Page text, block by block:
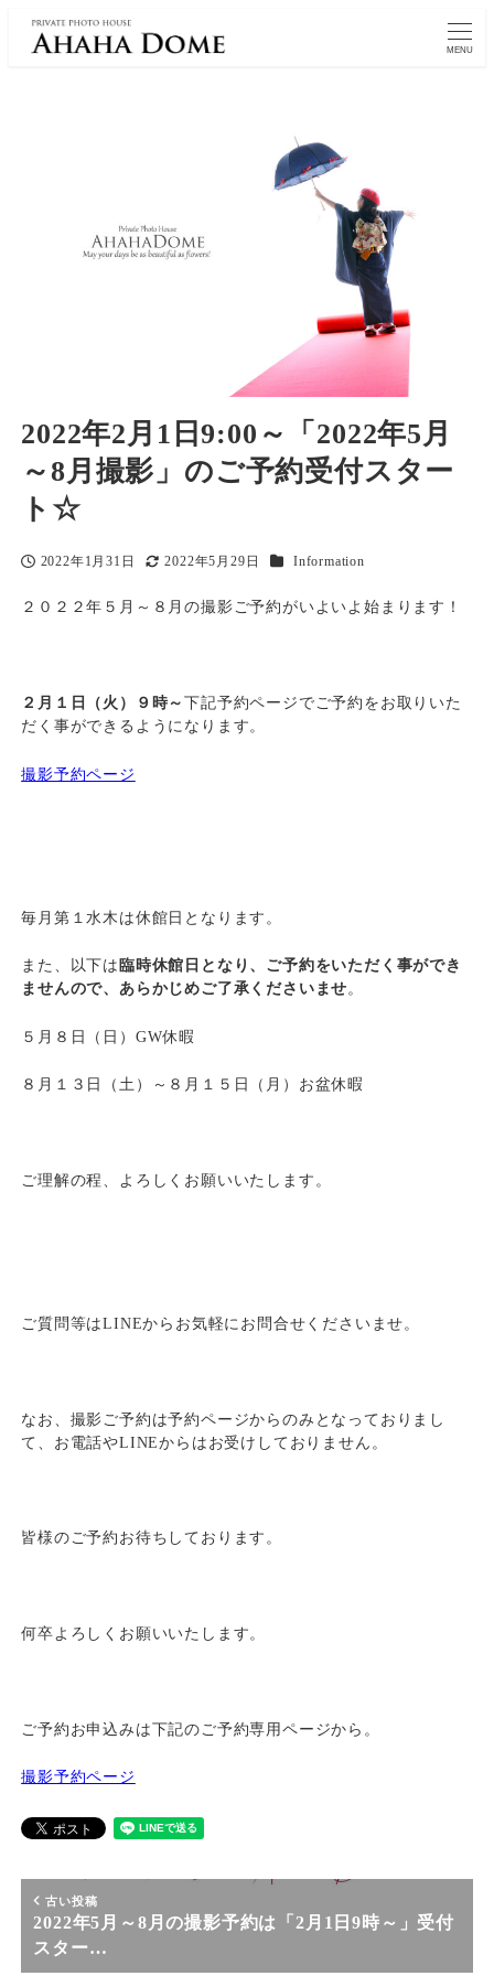
MENU
2022年2月1日9:00～「2022年5月
～8月撮影」のご予約受付スター
ト☆
投稿日
2022年1月31日
更新日
2022年5月29日 カテゴリー
Information
２０２２年５月～８月の撮影ご予約がいよいよ始まります！
２月１日（火）９時～下記予約ページでご予約をお取りいた
だく事ができるようになります。
撮影予約ページ
毎月第１水木は休館日となります。
また、以下は 臨時休館日となり、ご予約をいただく事ができ
ませんので、あらかじめご了承くださいませ。
５月８日（日）GW休暇
８月１３日（土）～８月１５日（月）お盆休暇
ご理解の程、よろしくお願いいたします。
ご質問等はLINEからお気軽にお問合せくださいませ。
なお、撮影ご予約は予約ページからのみとなっておりまし
て、お電話やLINEからはお受けしておりません。
皆様のご予約お待ちしております。
何卒よろしくお願いいたします。
ご予約お申込みは下記のご予約専用ページから。
撮影予約ページ
古い投稿
2022年5月～8月の撮影予約は「2月1日9時～」受付
スター…